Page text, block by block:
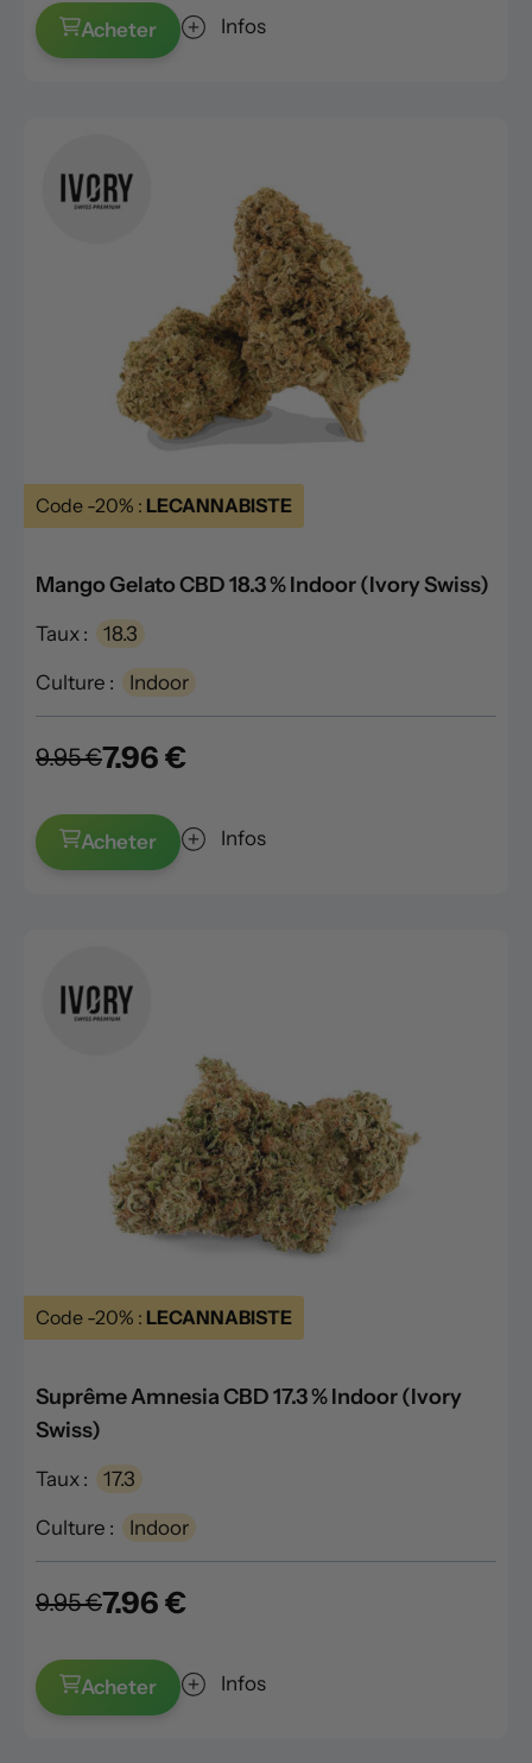
Acheter Infos
Code -20% : LECANNABISTE
Mango Gelato CBD 18.3 % Indoor (Ivory Swiss)
Taux : 18.3
Culture : Indoor
9.95 €7.96 €
Acheter Infos
Code -20% : LECANNABISTE
Suprême Amnesia CBD 17.3 % Indoor (Ivory
Swiss)
Taux : 17.3
Culture : Indoor
9.95 €7.96 €
Acheter Infos